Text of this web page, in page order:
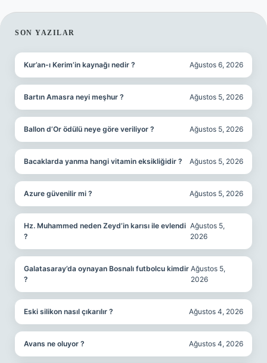
SIDEBAR
SON YAZILAR
Kur’an-ı Kerim’in kaynağı nedir ? Ağustos 6, 2026
Bartın Amasra neyi meşhur ? Ağustos 5, 2026
Ballon d’Or ödülü neye göre veriliyor ? Ağustos 5, 2026
Bacaklarda yanma hangi vitamin eksikliğidir ? Ağustos 5, 2026
Azure güvenilir mi ? Ağustos 5, 2026
Hz. Muhammed neden Zeyd’in karısı ile evlendi
?
Ağustos 5,
2026
Galatasaray’da oynayan Bosnalı futbolcu kimdir
?
Ağustos 5,
2026
Eski silikon nasıl çıkarılır ? Ağustos 4, 2026
Avans ne oluyor ? Ağustos 4, 2026